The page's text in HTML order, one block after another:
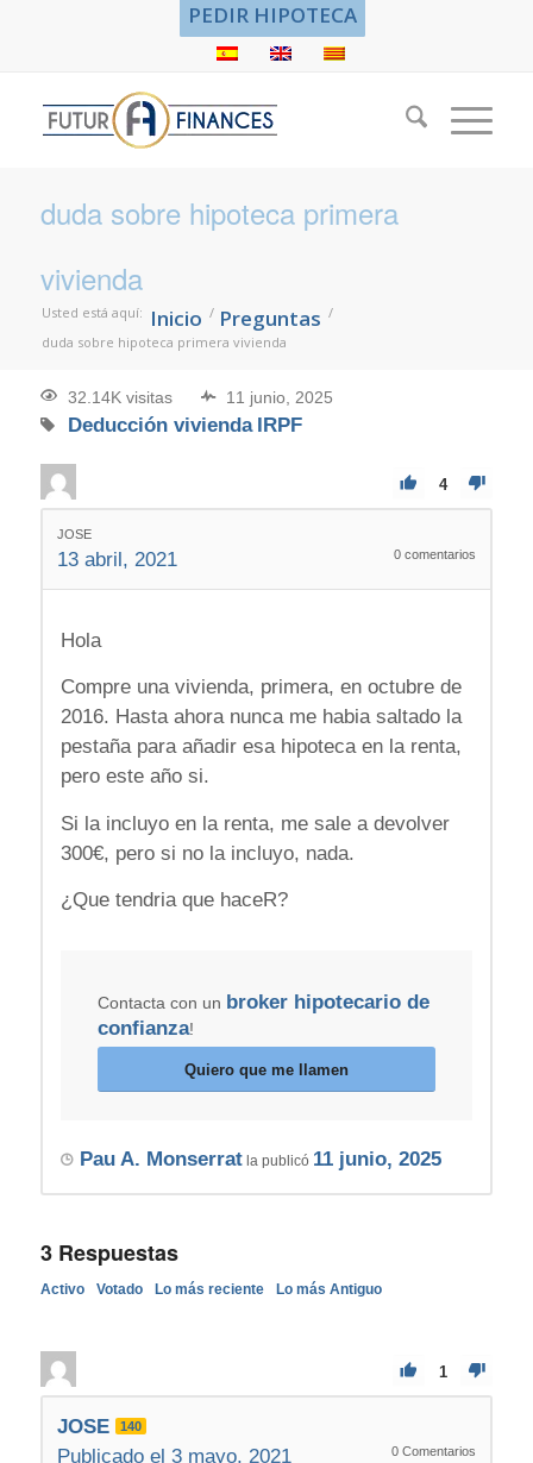
PEDIR HIPOTECA
duda sobre hipoteca primera
vivienda
Usted está aquí: Inicio / Preguntas /
duda sobre hipoteca primera vivienda
32.14K visitas 11 junio, 2025
Deducción vivienda IRPF
4
JOSE
13 abril, 2021 0 comentarios
Hola
Compre una vivienda, primera, en octubre de
2016. Hasta ahora nunca me habia saltado la
pestaña para añadir esa hipoteca en la renta,
pero este año si.
Si la incluyo en la renta, me sale a devolver
300€, pero si no la incluyo, nada.
¿Que tendria que haceR?
Contacta con un broker hipotecario de
confianza!
Quiero que me llamen
Pau A. Monserratla publicó 11 junio, 2025
3Respuestas
Activo Votado Lo más reciente Lo más Antiguo
1
JOSE 140
Publicado el 3 mayo, 2021 0 Comentarios